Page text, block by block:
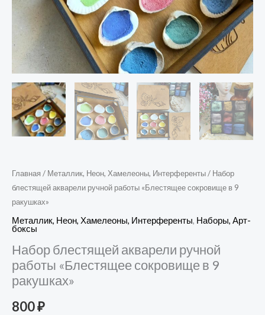
Главная / Металлик, Неон, Хамелеоны, Интерференты/ Набор
блестящей акварели ручной работы «Блестящее сокровище в 9
ракушках»
Металлик, Неон, Хамелеоны, Интерференты, Наборы, Арт-
боксы
Набор блестящей акварели ручной
работы «Блестящее сокровище в 9
ракушках»
800₽